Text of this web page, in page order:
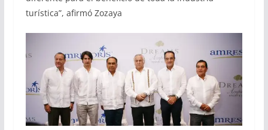
turística”, afirmó Zozaya